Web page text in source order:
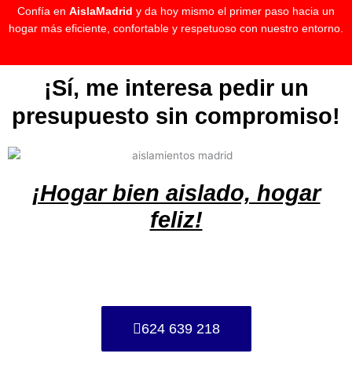
Confía en AislaMadrid y da hoy mismo el primer paso hacia un
hogar más eficiente, confortable y respetuoso con nuestro entorno.
¡Sí, me interesa pedir un
presupuesto sin compromiso!
¡Hogar bien aislado, hogar
feliz!
624 639 218